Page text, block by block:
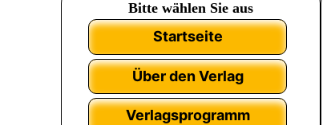
Bitte wählen Sie aus
Startseite
Über den Verlag
Verlagsprogramm